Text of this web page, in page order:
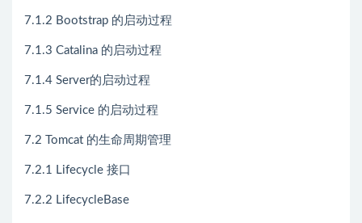
7.1.2 Bootstrap 的启动过程
7.1.3 Catalina 的启动过程
7.1.4 Server的启动过程
7.1.5 Service 的启动过程
7.2 Tomcat 的生命周期管理
7.2.1 Lifecycle 接口
7.2.2 LifecycleBase